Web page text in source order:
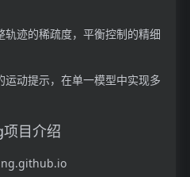
迹的稀疏度，平衡控制的精细
动提示，在单一模型中实现多
目介绍